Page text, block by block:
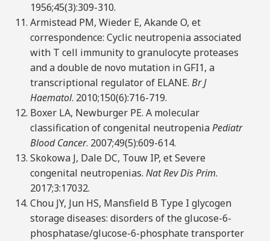
1956;45(3):309-310.
Armistead PM, Wieder E, Akande O, et
correspondence: Cyclic neutropenia associated
with T cell immunity to granulocyte proteases
and a double de novo mutation in GFI1, a
transcriptional regulator of ELANE. BrJ
Haematol. 2010;150(6):716-719.
Boxer LA, Newburger PE. A molecular
classification of congenital neutropeniaPediatr
Blood Cancer. 2007;49(5):609-614.
Skokowa J, Dale DC, Touw IP, et Severe
congenital neutropenias. Nat Rev Dis Prim.
2017;3:17032.
Chou JY, Jun HS, Mansfield B Type I glycogen
storage diseases: disorders of the glucose-6-
phosphatase/glucose-6-phosphate transporter